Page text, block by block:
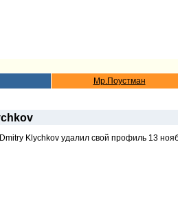
Мр.Поустман
Klychkov удалил свой профиль 13